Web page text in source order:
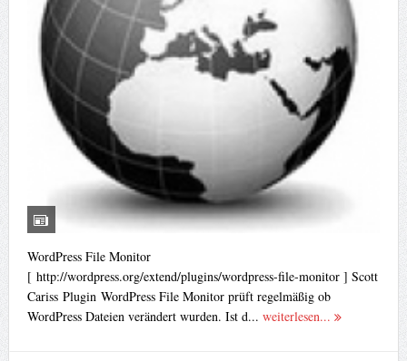
WordPress File Monitor
[ http://wordpress.org/extend/plugins/wordpress-file-monitor ] Scott
Cariss Plugin WordPress File Monitor prüft regelmäßig ob
WordPress Dateien verändert wurden. Ist d... weiterlesen...